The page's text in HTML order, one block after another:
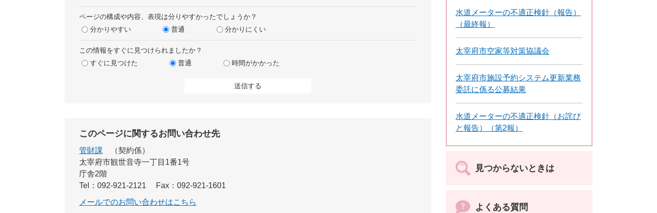
ページの構成や内容、表現は分りやすかったでしょうか？
分かりやすい
普通 分かりにくい
この情報をすぐに見つけられましたか？
すぐに見つけた
普通 時間がかかった
このページに関するお問い合わせ先
管財課
契約係
太宰府市観世音寺一丁目1番1号
庁舎2階
Tel：092-921-2121
Fax：092-921-1601
メールでのお問い合わせはこちら
水道メーターの不適正検針（報告）
（最終報）
太宰府市空家等対策協議会
太宰府市施設予約システム更新業務
委託に係る公募結果
水道メーターの不適正検針（お詫び
と報告）（第2報）
見つからないときは
よくある質問